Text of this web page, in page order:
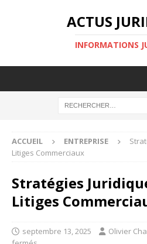
ACTUS
INFORMATIONS
ACCUEIL ENTREPRISE
Litiges Commerciaux
Stratégies
Litiges
septembre 13, 2025 Olivier